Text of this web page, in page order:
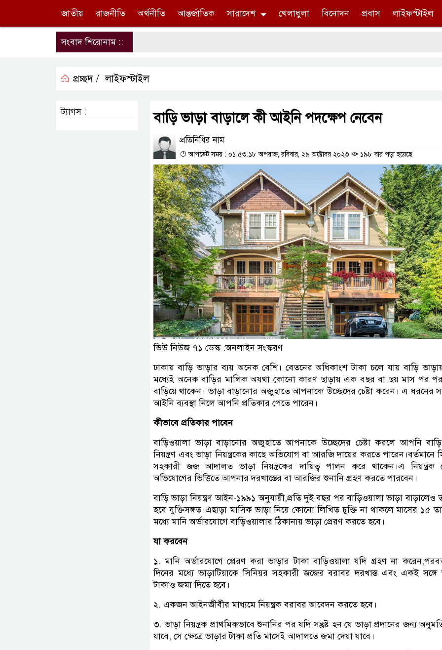
জাতীয় রাজনীতি অর্থনীতি আন্তর্জাতিক সারাদেশ খেলাধুলা বিনোদন প্রবাস লাইফস্টাইল
সংবাদ শিরোনাম ::
প্রচ্ছদ / লাইফস্টাইল
বাড়ি ভাড়া বাড়ালে কী আইনি পদক্ষেপ নেবেন
প্রতিনিধির নাম
আপডেট সময় : ০১:৫৩:১৮ অপরাহ্ন, রবিবার, ২৯ অক্টোবর ২০২৩ ১৯৮ বার পড়া হয়েছে
ভিউ নিউজ ৭১ ডেস্ক :অনলাইন সংস্করণ
ঢাকায় বাড়ি ভাড়ার ব্যয় অনেক বেশি। বেতনের অধিকাংশ টাকা চলে যায় বাড়ি
মধ্যেই অনেক বাড়ির মালিক অযথা কোনো কারণ ছাড়ায় এক বছর বা ছয় মাস পর
বাড়িয়ে থাকেন। ভাড়া বাড়ানোর অজুহাতে আপনাকে উচ্ছেদের চেষ্টা করেন। এ ধরনের
আইনি ব্যবস্থা নিলে আপনি প্রতিকার পেতে পারেন।
কীভাবে প্রতিকার পাবেন
বাড়িওয়ালা ভাড়া বাড়ানোর অজুহাতে আপনাকে উচ্ছেদের চেষ্টা করলে আপনি
নিয়ন্ত্রণ এবং ভাড়া নিয়ন্ত্রকের কাছে অভিযোগ বা আরজি দায়ের করতে পারেন।বর্তমানে
সহকারী জজ আদালত ভাড়া নিয়ন্ত্রকের দায়িত্ব পালন করে থাকেন।এ
অভিযোগের ভিত্তিতে আপনার দরখাস্তের বা আরজির শুনানি গ্রহণ করতে পারবেন।
বাড়ি ভাড়া নিয়ন্ত্রণ আইন-১৯৯১ অনুযায়ী,প্রতি দুই বছর পর বাড়িওয়ালা ভাড়া বাড়ালেও
হবে যুক্তিসঙ্গত।এছাড়া মাসিক ভাড়া নিয়ে কোনো লিখিত চুক্তি না থাকলে মাসের ১৫
মধ্যে মানি অর্ডারযোগে বাড়িওয়ালার ঠিকানায় ভাড়া প্রেরণ করতে হবে।
যা করবেন
১. মানি অর্ডারযোগে প্রেরণ করা ভাড়ার টাকা বাড়িওয়ালা যদি গ্রহণ না
দিনের মধ্যে ভাড়াটিয়াকে সিনিয়র সহকারী জজের বরাবর দরখাস্ত এবং একই সঙ্গে
টাকাও জমা দিতে হবে।
২. একজন আইনজীবীর মাধ্যমে নিয়ন্ত্রক বরাবর আবেদন করতে হবে।
৩. ভাড়া নিয়ন্ত্রক প্রাথমিকভাবে শুনানির পর যদি সন্তুষ্ট হন যে ভাড়া প্রদানের জন্য
যাবে, সে ক্ষেত্রে ভাড়ার টাকা প্রতি মাসেই আদালতে জমা দেয়া যাবে।
ট্যাগস :